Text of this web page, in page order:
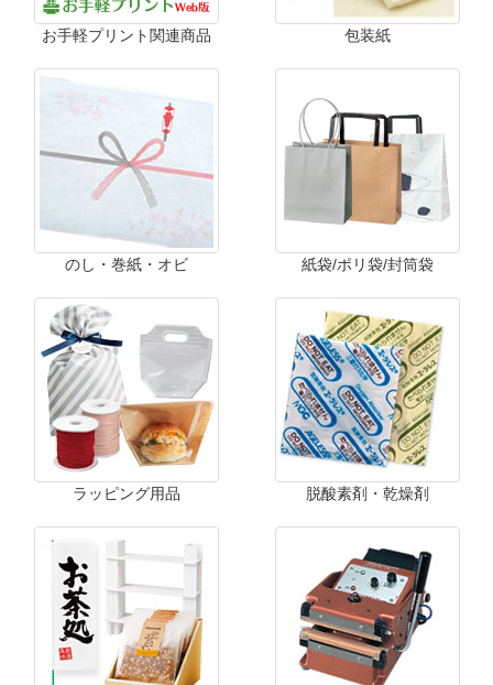
お手軽プリント関連商品 包装紙
のし・巻紙・オビ 紙袋/ポリ袋/封筒袋
ラッピング用品 脱酸素剤・乾燥剤